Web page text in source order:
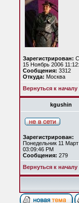
Зарегистрирован:
15 Ноябрь 2006
Сообщения: 3312
Откуда: Москва
Вернуться к началу
kgushin
Зарегистрирован:
Понедельник 11
03:09:46 PM
Сообщения: 279
Вернуться к началу